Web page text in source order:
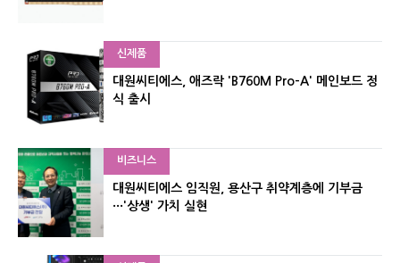
신제품
대원씨티에스, 애즈락 'B760M Pro-A' 메인보드 정
식 출시
비즈니스
대원씨티에스 임직원, 용산구 취약계층에 기부금
···'상생' 가치 실현